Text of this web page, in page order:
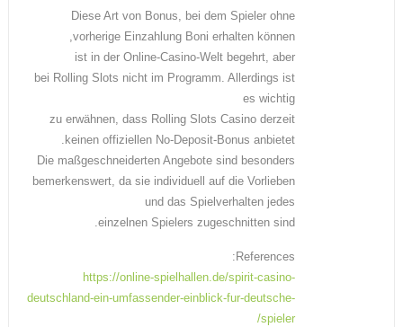
Diese Art von Bonus, bei dem Spieler ohne
vorherige Einzahlung Boni erhalten können,
ist in der Online-Casino-Welt begehrt, aber
bei Rolling Slots nicht im Programm. Allerdings ist
es wichtig
zu erwähnen, dass Rolling Slots Casino derzeit
keinen offiziellen No-Deposit-Bonus anbietet.
Die maßgeschneiderten Angebote sind besonders
bemerkenswert, da sie individuell auf die Vorlieben
und das Spielverhalten jedes
einzelnen Spielers zugeschnitten sind.
References:
https://online-spielhallen.de/spirit-casino-
deutschland-ein-umfassender-einblick-fur-deutsche-
spieler/